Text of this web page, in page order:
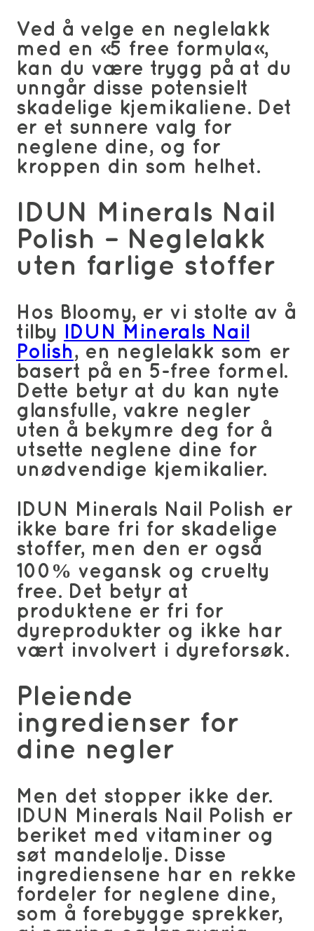
Ved å velge en neglelakk
med en «5 free formula»,
kan du være trygg på at du
unngår disse potensielt
skadelige kjemikaliene. Det
er et sunnere valg for
neglene dine, og for
kroppen din som helhet.
IDUN Minerals Nail
Polish – Neglelakk
uten farlige stoffer
Hos Bloomy, er vi stolte av å
tilby
IDUN Minerals Nail
Polish, en neglelakk som er
basert på en 5-free formel.
Dette betyr at du kan nyte
glansfulle, vakre negler
uten å bekymre deg for å
utsette neglene dine for
unødvendige kjemikalier.
IDUN Minerals Nail Polish er
ikke bare fri for skadelige
stoffer, men den er også
100% vegansk og cruelty
free. Det betyr at
produktene er fri for
dyreprodukter og ikke har
vært involvert i dyreforsøk.
Pleiende
ingredienser for
dine negler
Men det stopper ikke der.
IDUN Minerals Nail Polish er
beriket med vitaminer og
søt mandelolje. Disse
ingrediensene har en rekke
fordeler for neglene dine,
som å forebygge sprekker,